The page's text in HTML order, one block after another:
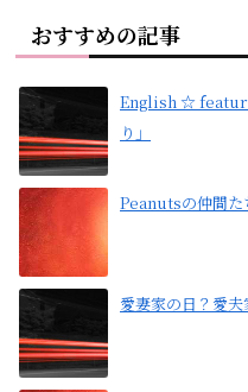
おすすめの記事
English ☆
り」
Peanutsの仲間た
愛妻家の日？愛夫